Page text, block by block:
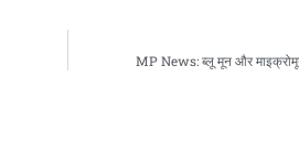
MP News: ब्लू मून और